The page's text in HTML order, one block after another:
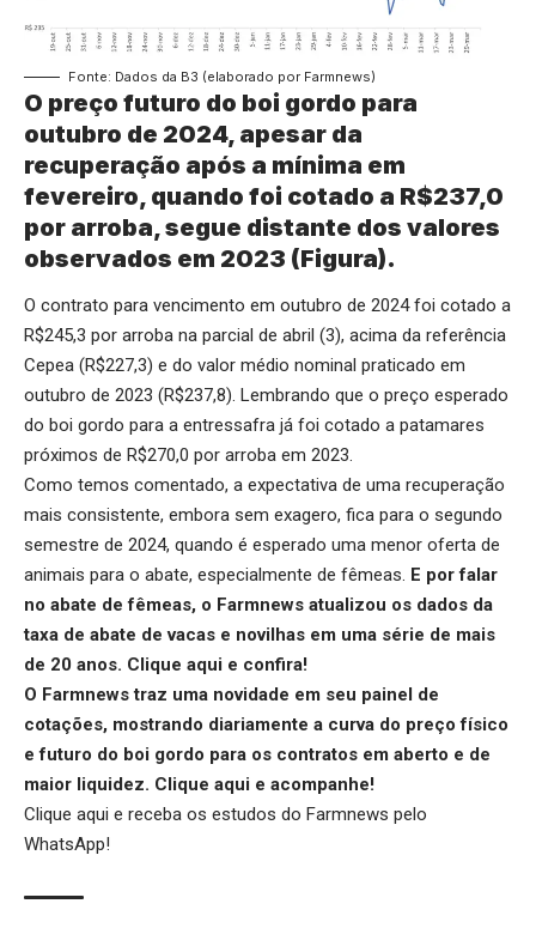
Fonte: Dados da B3 (elaborado por Farmnews)
O preço futuro do boi gordo para
outubro de 2024, apesar da
recuperação após a mínima em
fevereiro, quando foi cotado a R$237,0
por arroba, segue distante dos valores
observados em 2023 (Figura).
O contrato para vencimento em outubro de 2024 foi cotado a
R$245,3 por arroba na parcial de abril (3), acima da referência
Cepea (R$227,3) e do valor médio nominal praticado em
outubro de 2023 (R$237,8). Lembrando que o preço esperado
do boi gordo para a entressafra já foi cotado a patamares
próximos de R$270,0 por arroba em 2023.
Como temos comentado, a expectativa de uma recuperação
mais consistente, embora sem exagero, fica para o segundo
semestre de 2024, quando é esperado uma menor oferta de
animais para o abate, especialmente de fêmeas. E por falar
no abate de fêmeas, o Farmnews atualizou os dados da
taxa de abate de vacas e novilhas em uma série de mais
de 20 anos. Clique aqui e confira!
O Farmnews traz uma novidade em seu painel de
cotações, mostrando diariamente a curva do preço físico
e futuro do boi gordo para os contratos em aberto e de
maior liquidez. Clique aqui e acompanhe!
Clique aqui e receba os estudos do Farmnews pelo
WhatsApp!